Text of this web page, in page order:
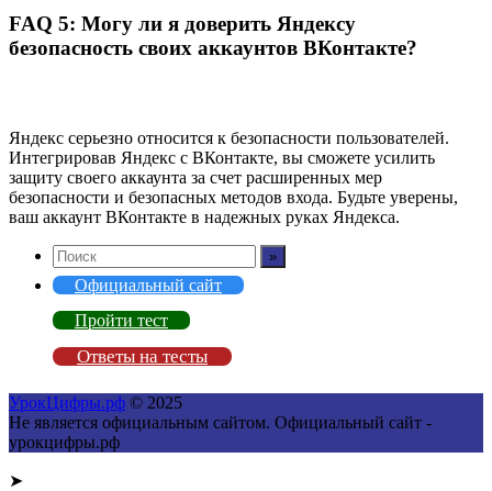
FAQ 5: Могу ли я доверить Яндексу
безопасность своих аккаунтов ВКонтакте?
Яндекс серьезно относится к безопасности пользователей.
Интегрировав Яндекс с ВКонтакте, вы сможете усилить
защиту своего аккаунта за счет расширенных мер
безопасности и безопасных методов входа. Будьте уверены,
ваш аккаунт ВКонтакте в надежных руках Яндекса.
Официальный сайт
Пройти тест
Ответы на тесты
УрокЦифры.рф © 2025
Не является официальным сайтом. Официальный сайт -
урокцифры.рф
➤